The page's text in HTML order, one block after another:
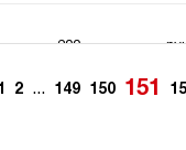
200
2 ... 149 150 151